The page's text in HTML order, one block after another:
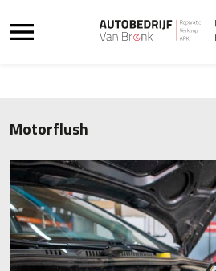
Motorflush